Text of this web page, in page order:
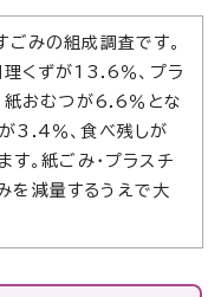
みの組成調査です。
くずが13.6％、プラ
紙おむつが6.6％とな
3.4％、食べ残しが
。紙ごみ・プラスチ
を減量するうえで大